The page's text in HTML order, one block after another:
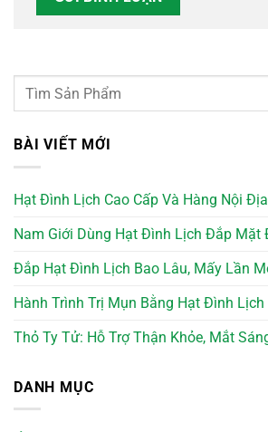
BÀI VIẾT MỚI
Hạt Đình Lịch Cao Cấp Và Hàng Nội
Nam Giới Dùng Hạt Đình Lịch Đắp Mặt
Đắp Hạt Đình Lịch Bao Lâu, Mấy Lần
Hành Trình Trị Mụn Bằng Hạt Đình Lịch
Thỏ Ty Tử: Hỗ Trợ Thận Khỏe, Mắt
DANH MỤC